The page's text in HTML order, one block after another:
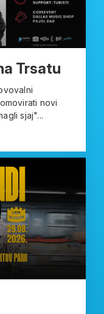
Trsatu
novi
sjaj"...